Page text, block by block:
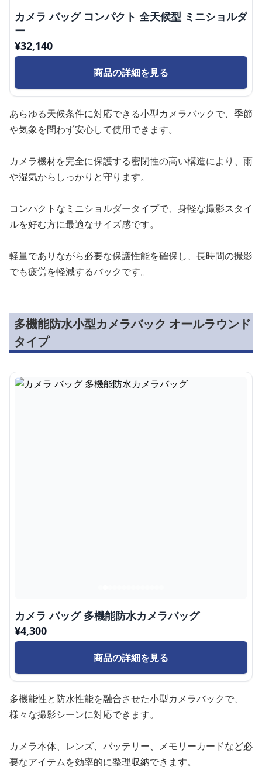
カメラ バッグ コンパクト 全天候型 ミニショルダ
ー
¥32,140
商品の詳細を見る
あらゆる天候条件に対応できる小型カメラバックで、季節
や気象を問わず安心して使用できます。
カメラ機材を完全に保護する密閉性の高い構造により、雨
や湿気からしっかりと守ります。
コンパクトなミニショルダータイプで、身軽な撮影スタイ
ルを好む方に最適なサイズ感です。
軽量でありながら必要な保護性能を確保し、長時間の撮影
でも疲労を軽減するバックです。
多機能防水小型カメラバック オールラウンド
タイプ
カメラ バッグ 多機能防水カメラバッグ
¥4,300
商品の詳細を見る
多機能性と防水性能を融合させた小型カメラバックで、
様々な撮影シーンに対応できます。
カメラ本体、レンズ、バッテリー、メモリーカードなど必
要なアイテムを効率的に整理収納できます。